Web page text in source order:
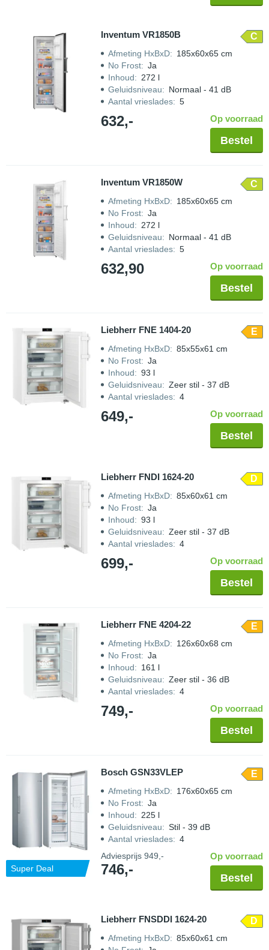
Inventum VR1850B C
Afmeting HxBxD: 185x60x65 cm
No Frost: Ja
Inhoud: 272 l
Geluidsniveau: Normaal - 41 dB
Aantal vrieslades: 5
632,- Op voorraad
Bestel
Inventum VR1850W C
Afmeting HxBxD: 185x60x65 cm
No Frost: Ja
Inhoud: 272 l
Geluidsniveau: Normaal - 41 dB
Aantal vrieslades: 5
632,90 Op voorraad
Bestel
Liebherr FNE 1404-20 E
Afmeting HxBxD: 85x55x61 cm
No Frost: Ja
Inhoud: 93 l
Geluidsniveau: Zeer stil - 37 dB
Aantal vrieslades: 4
649,- Op voorraad
Bestel
Liebherr FNDI 1624-20 D
Afmeting HxBxD: 85x60x61 cm
No Frost: Ja
Inhoud: 93 l
Geluidsniveau: Zeer stil - 37 dB
Aantal vrieslades: 4
699,- Op voorraad
Bestel
Liebherr FNE 4204-22 E
Afmeting HxBxD: 126x60x68 cm
No Frost: Ja
Inhoud: 161 l
Geluidsniveau: Zeer stil - 36 dB
Aantal vrieslades: 4
749,- Op voorraad
Bestel
Super Deal
Bosch GSN33VLEP E
Afmeting HxBxD: 176x60x65 cm
No Frost: Ja
Inhoud: 225 l
Geluidsniveau: Stil - 39 dB
Aantal vrieslades: 4
Adviesprijs 949,-
746,-
Op voorraad
Bestel
Liebherr FNSDDI 1624-20 D
Afmeting HxBxD: 85x60x61 cm